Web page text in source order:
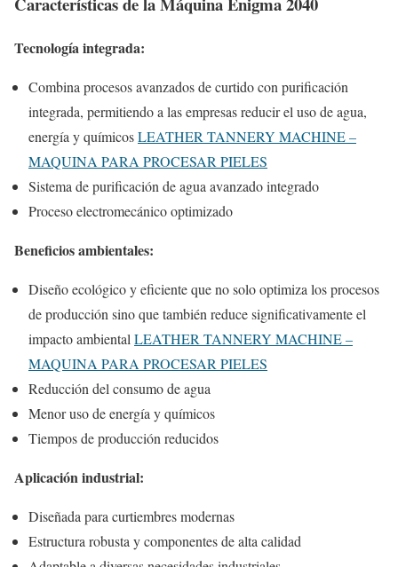
Tecnología integrada:
Combina procesos avanzados de curtido con purificación
integrada, permitiendo a las empresas reducir el uso de agua,
energía y químicosLEATHER TANNERY MACHINE –
MAQUINA PARA PROCESAR PIELES
Sistema de purificación de agua avanzado integrado
Proceso electromecánico optimizado
Beneficios ambientales:
Diseño ecológico y eficiente que no solo optimiza los procesos
de producción sino que también reduce significativamente el
impacto ambiental LEATHER TANNERY MACHINE –
MAQUINA PARA PROCESAR PIELES
Reducción del consumo de agua
Menor uso de energía y químicos
Tiempos de producción reducidos
Aplicación industrial:
Diseñada para curtiembres modernas
Estructura robusta y componentes de alta calidad